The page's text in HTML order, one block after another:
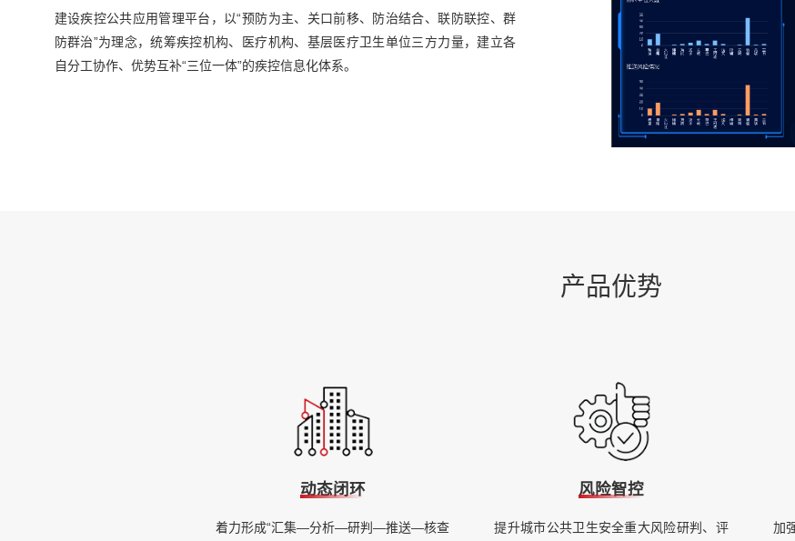
建设疾控公共应用管理平台，以“预防为主、关口前移、防治结合、联防联控、群
防群治”为理念，统筹疾控机构、医疗机构、基层医疗卫生单位三方力量，建立各
自分工协作、优势互补“三位一体”的疾控信息化体系。
产品优势
动态闭环
着力形成“汇集—分析—研判—推送—核查
风险智控
提升城市公共卫生安全重大风险研判、评
加